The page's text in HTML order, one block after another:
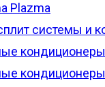
Plazma
системы и
кондиционеры
кондиционеры